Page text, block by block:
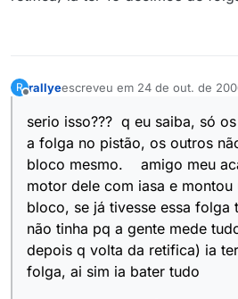
R rallyeescreveu em 24 de out. de
última edição por
serio isso??? q eu saiba, só
a folga no pistão, os outros
bloco mesmo. amigo meu
motor dele com iasa e montou
bloco, se já tivesse essa folga
não tinha pq a gente mede
depois q volta da retifica) ia
folga, ai sim ia bater tudo